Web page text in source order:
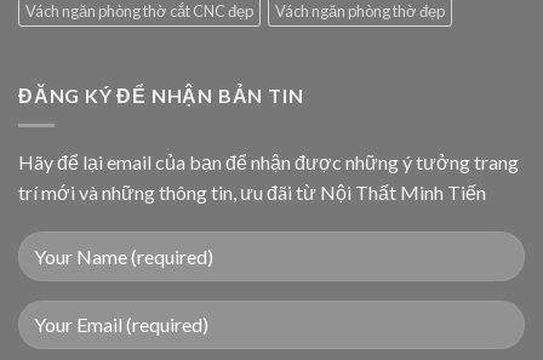
Vách ngăn phòng thờ cắt CNC đẹp
Vách ngăn phòng thờ đẹp
ĐĂNG KÝ ĐỂ NHẬN BẢN TIN
Hãy để lại email của bạn để nhận được những ý tưởng trang
trí mới và những thông tin, ưu đãi từ Nội Thất Minh Tiến